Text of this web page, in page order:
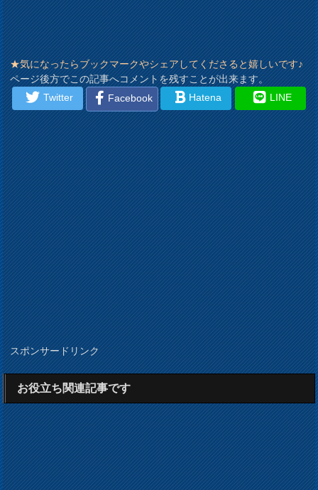
★気になったらブックマークやシェアしてくださると嬉しいです♪
ページ後方でこの記事へコメントを残すことが出来ます。
Twitter
Facebook Hatena LINE
スポンサードリンク
お役立ち関連記事です